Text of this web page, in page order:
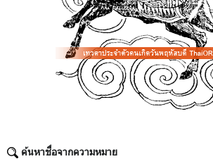
ค้นหาชื่อจากความหมาย